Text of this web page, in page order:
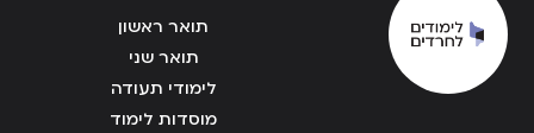
תואר ראשון
תואר שני
לימודי תעודה
מוסדות לימוד